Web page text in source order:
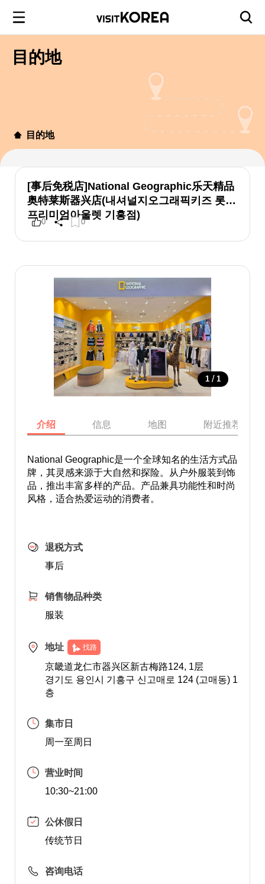
目的地
目的地
[事后免税店]National Geographic乐天精品
奥特莱斯器兴店(내셔널지오그래픽키즈 롯데
프리미엄아울렛 기흥점)
0 0
1 / 1
介绍 信息 地图 附近推荐景点
National Geographic是一个全球知名的生活方式品
牌，其灵感来源于大自然和探险。从户外服装到饰
品，推出丰富多样的产品。产品兼具功能性和时尚
风格，适合热爱运动的消费者。
退税方式
事后
销售物品种类
服装
地址 找路
京畿道龙仁市器兴区新古梅路124, 1层
경기도 용인시 기흥구 신고매로 124 (고매동) 1
층
集市日
周一至周日
营业时间
10:30~21:00
公休假日
传统节日
咨询电话